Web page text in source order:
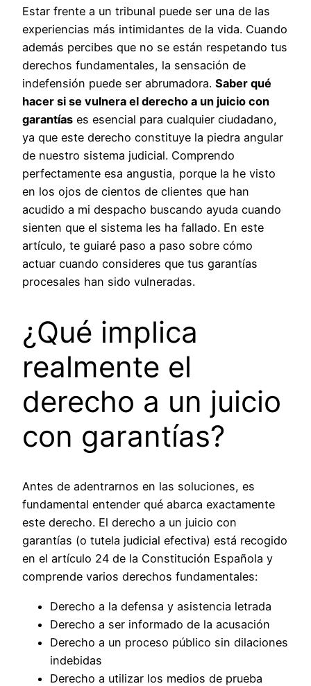
Estar frente a un tribunal puede ser una de las
experiencias más intimidantes de la vida. Cuando
además percibes que no se están respetando tus
derechos fundamentales, la sensación de
indefensión puede ser abrumadora. Saber qué
hacer si se vulnera el derecho a un juicio con
garantías es esencial para cualquier ciudadano,
ya que este derecho constituye la piedra angular
de nuestro sistema judicial. Comprendo
perfectamente esa angustia, porque la he visto
en los ojos de cientos de clientes que han
acudido a mi despacho buscando ayuda cuando
sienten que el sistema les ha fallado. En este
artículo, te guiaré paso a paso sobre cómo
actuar cuando consideres que tus garantías
procesales han sido vulneradas.
¿Qué implica
realmente el
derecho a un juicio
con garantías?
Antes de adentrarnos en las soluciones, es
fundamental entender qué abarca exactamente
este derecho. El derecho a un juicio con
garantías (o tutela judicial efectiva) está recogido
en el artículo 24 de la Constitución Española y
comprende varios derechos fundamentales:
Derecho a la defensa y asistencia letrada
Derecho a ser informado de la acusación
Derecho a un proceso público sin dilaciones
indebidas
Derecho a utilizar los medios de prueba